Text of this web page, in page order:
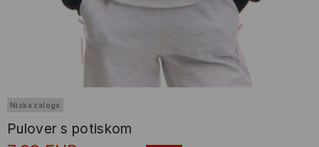
Nizka zaloga
Pulover s potiskom